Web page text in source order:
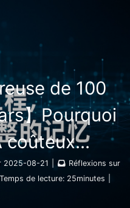
de 100
】Pourquoi
coûteux
entreprises
aux
2025-08-21
Réflexions sur
Temps de lecture: 25minutes